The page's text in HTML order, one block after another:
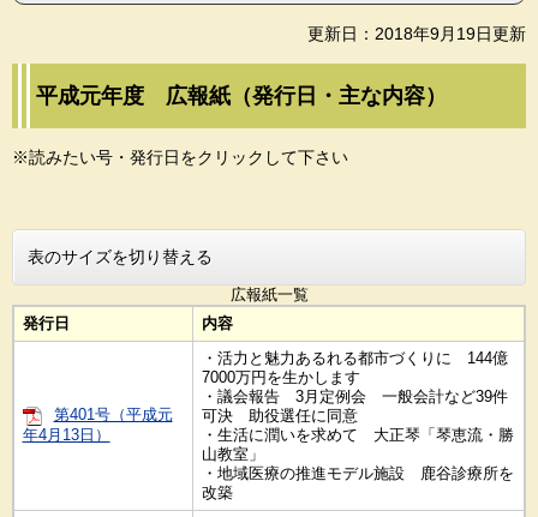
更新日：2018年9月19日更新
平成元年度 広報紙（発行日・主な内容）
※読みたい号・発行日をクリックして下さい
表のサイズを切り替える
広報紙一覧
発行日
内容
第401号（平成元
年4月13日）
・活力と魅力あるれる都市づくりに 144億
7000万円を生かします
・議会報告 3月定例会 一般会計など39件
可決 助役選任に同意
・生活に潤いを求めて 大正琴「琴恵流・勝
山教室」
・地域医療の推進モデル施設 鹿谷診療所を
改築